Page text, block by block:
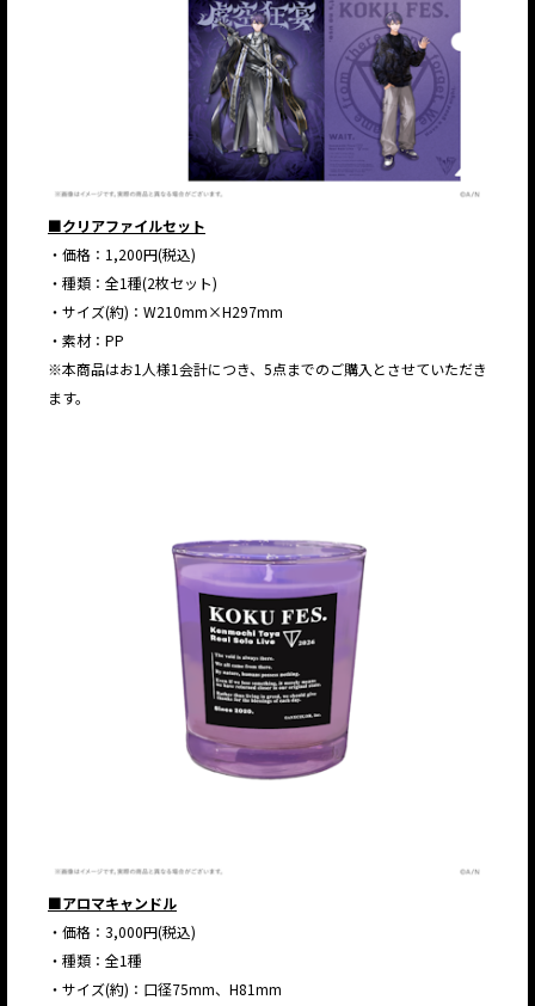
■クリアファイルセット
・価格：1,200円(税込)
・種類：全1種(2枚セット)
・サイズ(約)：W210mm×H297mm
・素材：PP
※本商品はお1人様1会計につき、5点までのご購入とさせていただき
ます。
■アロマキャンドル
・価格：3,000円(税込)
・種類：全1種
・サイズ(約)：口径75mm、H81mm